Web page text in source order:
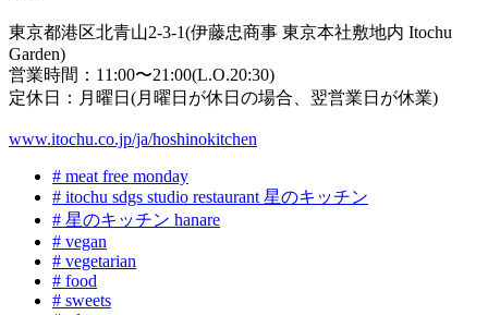
東京都港区北青山2-3-1(伊藤忠商事 東京本社敷地内 Itochu
Garden)
営業時間：11:00〜21:00(L.O.20:30)
定休日：月曜日(月曜日が休日の場合、翌営業日が休業)
www.itochu.co.jp/ja/hoshinokitchen
# meat free monday
# itochu sdgs studio restaurant 星のキッチン
# 星のキッチン hanare
# vegan
# vegetarian
# food
# sweets